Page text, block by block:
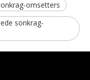
omsetters
sonkrag-